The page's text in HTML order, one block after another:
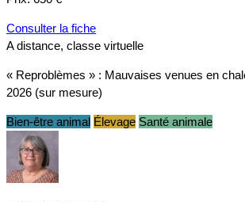
Consulter la fiche
A distance, classe virtuelle
« Reproblèmes » : Mauvaises venues en
2026 (sur mesure)
Bien-être animal Élevage Santé animale